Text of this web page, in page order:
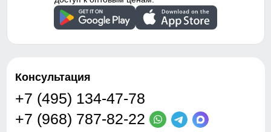
Консультация
+7 (495) 134-47-78
+7 (968) 787-82-22